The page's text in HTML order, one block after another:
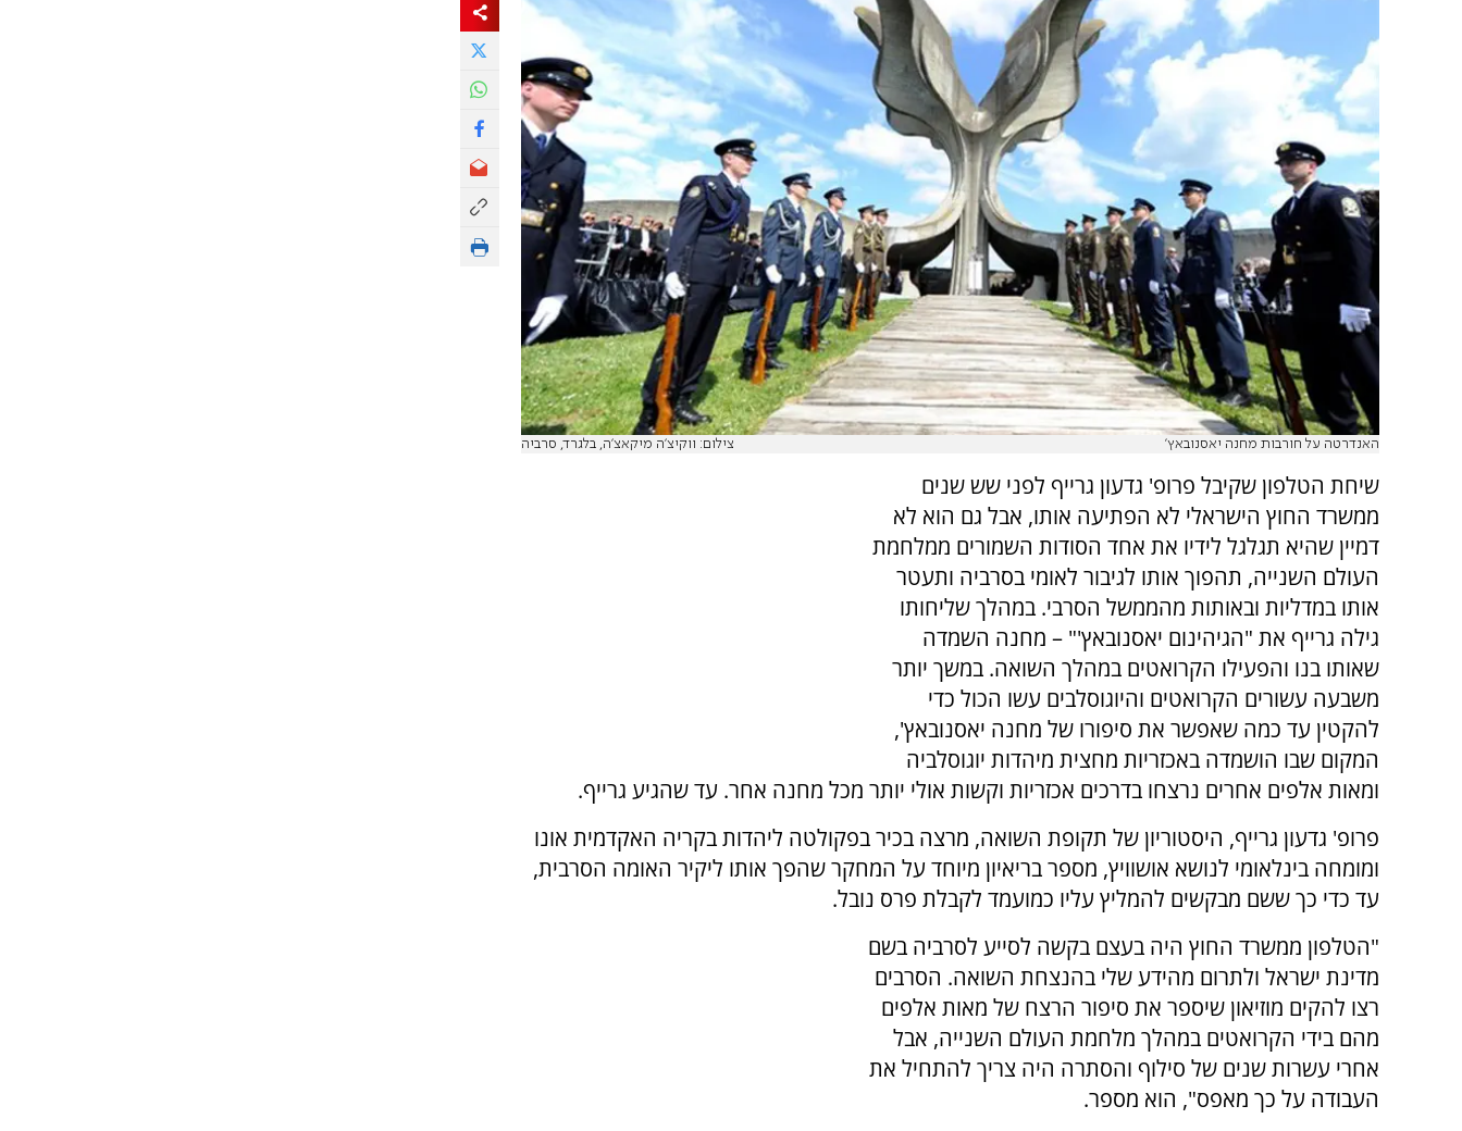
האנדרטה על חורבות מחנה יאסנובאץ' צילום: ווקיצ׳ה מיקאצ׳ה, בלגרד, סרביה
שיחת הטלפון שקיבל פרופ' גדעון גרייף לפני שש שנים
ממשרד החוץ הישראלי לא הפתיעה אותו, אבל גם הוא לא
דמיין שהיא תגלגל לידיו את אחד הסודות השמורים ממלחמת
העולם השנייה, תהפוך אותו לגיבור לאומי בסרביה ותעטר
אותו במדליות ובאותות מהממשל הסרבי. במהלך שליחותו
גילה גרייף את "הגיהינום יאסנובאץ'" – מחנה השמדה
שאותו בנו והפעילו הקרואטים במהלך השואה. במשך יותר
משבעה עשורים הקרואטים והיוגוסלבים עשו הכול כדי
להקטין עד כמה שאפשר את סיפורו של מחנה יאסנובאץ',
המקום שבו הושמדה באכזריות מחצית מיהדות יוגוסלביה
ומאות אלפים אחרים נרצחו בדרכים אכזריות וקשות אולי יותר מכל מחנה אחר. עד שהגיע גרייף.
פרופ' גדעון גרייף, היסטוריון של תקופת השואה, מרצה בכיר בפקולטה ליהדות בקריה האקדמית אונו
ומומחה בינלאומי לנושא אושוויץ, מספר בריאיון מיוחד על המחקר שהפך אותו ליקיר האומה הסרבית,
עד כדי כך ששם מבקשים להמליץ עליו כמועמד לקבלת פרס נובל.
"הטלפון ממשרד החוץ היה בעצם בקשה לסייע לסרביה בשם
מדינת ישראל ולתרום מהידע שלי בהנצחת השואה. הסרבים
רצו להקים מוזיאון שיספר את סיפור הרצח של מאות אלפים
מהם בידי הקרואטים במהלך מלחמת העולם השנייה, אבל
אחרי עשרות שנים של סילוף והסתרה היה צריך להתחיל את
העבודה על כך מאפס", הוא מספר.